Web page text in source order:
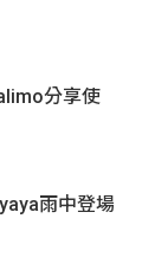
分享使
雨中登場